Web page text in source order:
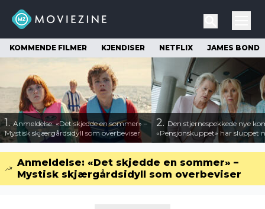
KOMMENDE FILMER KJENDISER NETFLIX JAMES BOND
1.Anmeldelse: «Det skjedde en sommer» –
Mystisk skjærgårdsidyll som overbeviser
2. Den stjernespekkede nye
«Pensjonskuppet» har sluppet
Anmeldelse: «Det skjedde en sommer» –
Mystisk skjærgårdsidyll som overbeviser